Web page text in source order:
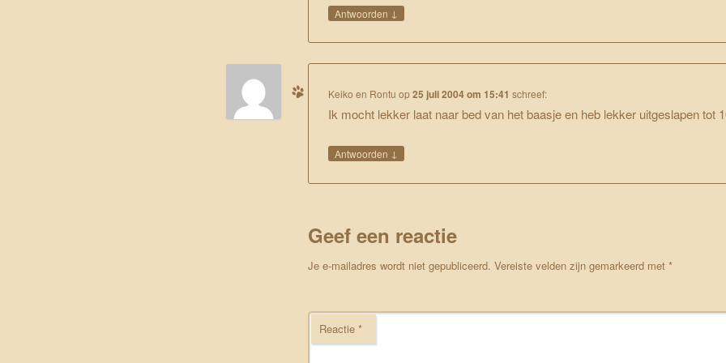
Antwoorden ↓
Keiko en Rontu op25 juli 2004 om 15:41 schreef:
Ik mocht lekker laat naar bed van het baasje en heb lekker uitgeslapen tot
Antwoorden ↓
Geef een reactie
Je e-mailadres wordt niet gepubliceerd. Vereiste velden zijn gemarkeerd met *
Reactie *